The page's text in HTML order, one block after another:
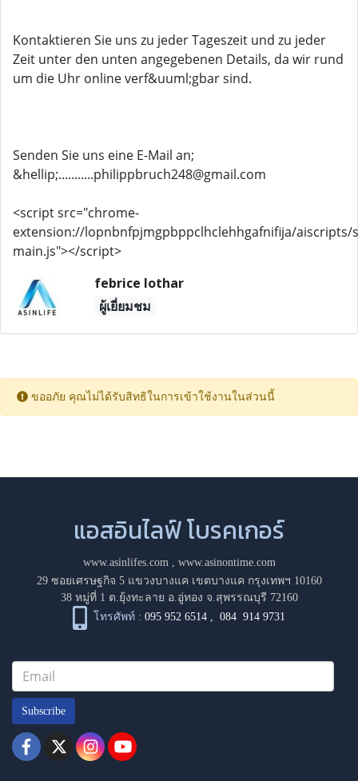
Kontaktieren Sie uns zu jeder Tageszeit und zu jeder
Zeit unter den unten angegebenen Details, da wir rund
um die Uhr online verf&uuml;gbar sind.
Senden Sie uns eine E-Mail an;
&hellip;...........philippbruch248@gmail.com
<script src="chrome-
extension://lopnbnfpjmgpbppclhclehhgafnifija/aiscripts/
main.js"></script>
febrice lothar
ผู้เยี่ยมชม
ขออภัย คุณไม่ได้รับสิทธิในการเข้าใช้งานในส่วนนี้
แอสอินไลฟ์ โบรคเกอร์
www.asinlifes.com, www.asinontime.com
29 ซอยเศรษฐกิจ 5 แขวงบางแค เขตบางแค กรุงเทพฯ 10160
38 หมู่ที่ 1 ต.ยุ้งทะลาย อ.อู่ทอง จ.สุพรรณบุรี 72160
โทรศัพท์ : 095 952 6514 ,084 914 9731
Subscribe